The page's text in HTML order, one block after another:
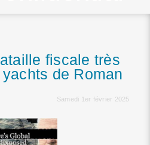
fiscale très
de Roman
Samedi 1er février 2025